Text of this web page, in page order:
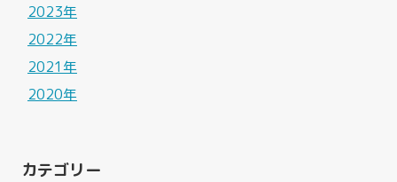
2023年
2022年
2021年
2020年
カテゴリー